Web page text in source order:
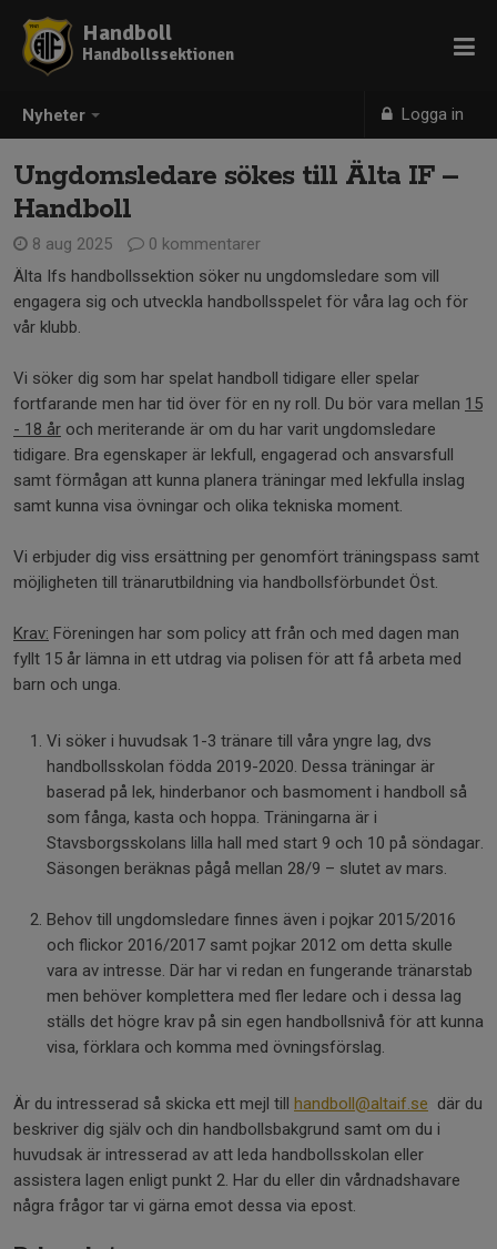
Nyheter Logga in
Handboll
Handbollssektionen
Ungdomsledare sökes till Älta IF –
Handboll
8 aug 2025
0 kommentarer
Älta Ifs handbollssektion söker nu ungdomsledare som vill
engagera sig och utveckla handbollsspelet för våra lag och för
vår klubb.
Vi söker dig som har spelat handboll tidigare eller spelar
fortfarande men har tid över för en ny roll. Du bör vara mellan 15
- 18 år och meriterande är om du har varit ungdomsledare
tidigare. Bra egenskaper är lekfull, engagerad och ansvarsfull
samt förmågan att kunna planera träningar med lekfulla inslag
samt kunna visa övningar och olika tekniska moment.
Vi erbjuder dig viss ersättning per genomfört träningspass samt
möjligheten till tränarutbildning via handbollsförbundet Öst.
Krav: Föreningen har som policy att från och med dagen man
fyllt 15 år lämna in ett utdrag via polisen för att få arbeta med
barn och unga.
Vi söker i huvudsak 1-3 tränare till våra yngre lag, dvs
handbollsskolan födda 2019-2020. Dessa träningar är
baserad på lek, hinderbanor och basmoment i handboll så
som fånga, kasta och hoppa. Träningarna är i
Stavsborgsskolans lilla hall med start 9 och 10 på söndagar.
Säsongen beräknas pågå mellan 28/9 – slutet av mars.
Behov till ungdomsledare finnes även i pojkar 2015/2016
och flickor 2016/2017 samt pojkar 2012 om detta skulle
vara av intresse. Där har vi redan en fungerande tränarstab
men behöver komplettera med fler ledare och i dessa lag
ställs det högre krav på sin egen handbollsnivå för att kunna
visa, förklara och komma med övningsförslag.
Är du intresserad så skicka ett mejl till handboll@altaif.se där du
beskriver dig själv och din handbollsbakgrund samt om du i
huvudsak är intresserad av att leda handbollsskolan eller
assistera lagen enligt punkt 2. Har du eller din vårdnadshavare
några frågor tar vi gärna emot dessa via epost.